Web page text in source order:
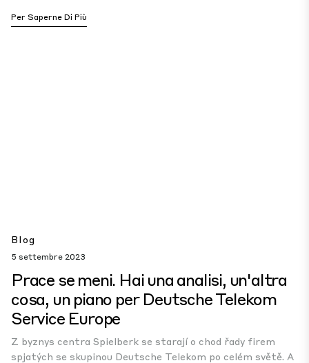
Per Saperne Di Più
Blog
5 settembre 2023
Prace se meni. Hai una analisi, un'altra
cosa, un piano per Deutsche Telekom
Service Europe
Z byznys centra Spielberk se starají o chod řady firem
spjatých se skupinou Deutsche Telekom po celém světě. A